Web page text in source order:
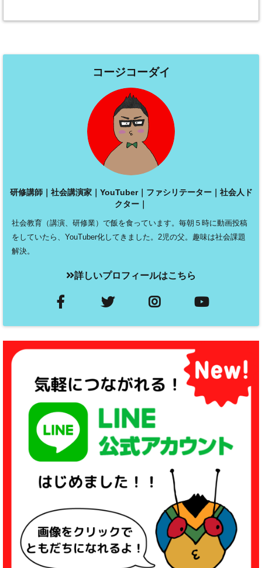
コージコーダイ
研修講師｜社会講演家｜YouTuber｜ファシリテーター｜社会人ド
クター｜
社会教育（講演、研修業）で飯を食っています。毎朝５時に動画投稿
をしていたら、YouTuber化してきました。2児の父。趣味は社会課題
解決。
詳しいプロフィールはこちら